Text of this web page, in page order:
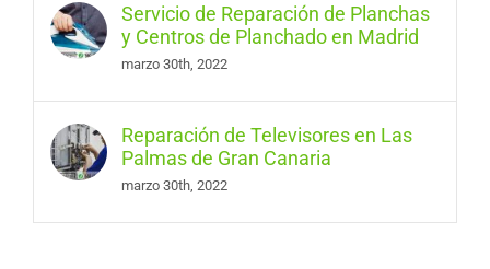
Servicio de Reparación de Planchas
y Centros de Planchado en Madrid
marzo 30th, 2022
Reparación de Televisores en Las
Palmas de Gran Canaria
marzo 30th, 2022